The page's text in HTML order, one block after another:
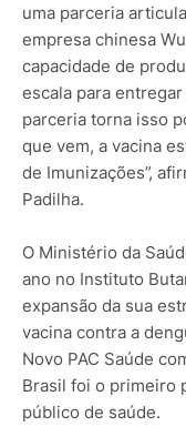
uma parceria
empresa chinesa
capacidade de
escala para
parceria torna isso
que vem, a vacina
de Imunizações”,
Padilha.
O Ministério da
ano no Instituto
expansão da sua
vacina contra a
Novo PAC Saúde
Brasil foi o primeiro
público de saúde.